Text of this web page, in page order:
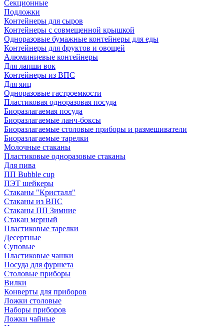
Секционные
Подложки
Контейнеры для сыров
Контейнеры с совмещенной крышкой
Одноразовые бумажные контейнеры для еды
Контейнеры для фруктов и овощей
Алюминиевые контейнеры
Для лапши вок
Контейнеры из ВПС
Для яиц
Одноразовые гастроемкости
Пластиковая одноразовая посуда
Биоразлагаемая посуда
Биоразлагаемые ланч-боксы
Биоразлагаемые столовые приборы и размешиватели
Биоразлагаемые тарелки
Молочные стаканы
Пластиковые одноразовые стаканы
Для пива
ПП Bubble cup
ПЭТ шейкеры
Стаканы "Кристалл"
Стаканы из ВПС
Стаканы ПП Зимние
Стакан мерный
Пластиковые тарелки
Десертные
Суповые
Пластиковые чашки
Посуда для фуршета
Столовые приборы
Вилки
Конверты для приборов
Ложки столовые
Наборы приборов
Ложки чайные